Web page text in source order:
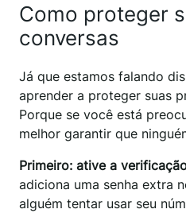
Como proteger
conversas
Já que estamos falando
aprender a proteger suas
Porque se você está
melhor garantir que
Primeiro: ative a
adiciona uma senha extra
alguém tentar usar seu